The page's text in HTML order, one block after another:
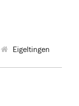
Eigeltingen